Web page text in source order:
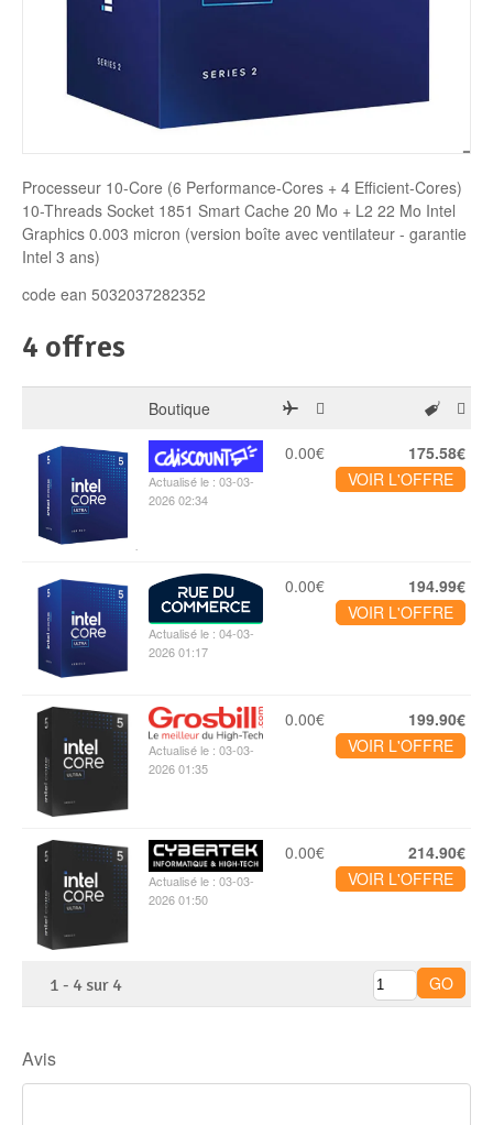
Disque SSD
Processeur 10-Core (6 Performance-Cores + 4 Efficient-Cores)
10-Threads Socket 1851 Smart Cache 20 Mo + L2 22 Mo Intel
Graphics 0.003 micron (version boîte avec ventilateur - garantie
Intel 3 ans)
code ean 5032037282352
4 offres
Boutique
Actualisé le : 03-03-
2026 02:34
0.00€
175.58€
VOIR L'OFFRE
Actualisé le : 04-03-
2026 01:17
0.00€
194.99€
VOIR L'OFFRE
Actualisé le : 03-03-
2026 01:35
0.00€
199.90€
VOIR L'OFFRE
Actualisé le : 03-03-
2026 01:50
0.00€
214.90€
VOIR L'OFFRE
1 - 4 sur 4
Avis